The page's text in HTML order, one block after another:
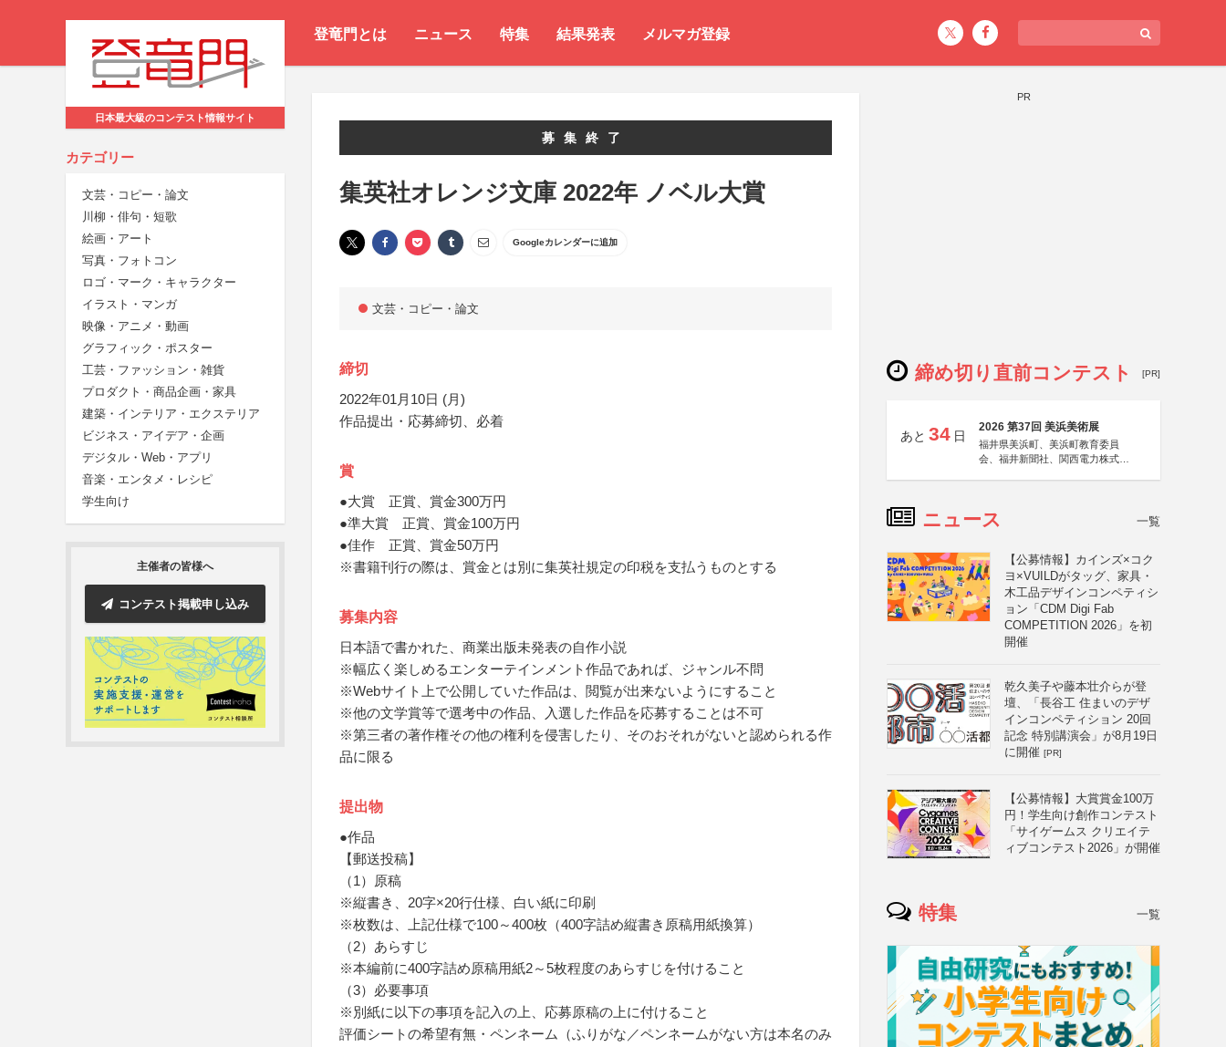
登竜門とは ニュース 特集 結果発表 メルマガ登録
日本最大級のコンテスト情報サイト
カテゴリー
文芸・コピー・論文
川柳・俳句・短歌
絵画・アート
写真・フォトコン
ロゴ・マーク・キャラクター
イラスト・マンガ
映像・アニメ・動画
グラフィック・ポスター
工芸・ファッション・雑貨
プロダクト・商品企画・家具
建築・インテリア・エクステリア
ビジネス・アイデア・企画
デジタル・Web・アプリ
音楽・エンタメ・レシピ
学生向け
主催者の皆様へ
コンテスト掲載申し込み
募集終了
集英社オレンジ文庫 2022年 ノベル大賞
Googleカレンダーに追加
文芸・コピー・論文
締切
2022年01月10日 (月)
作品提出・応募締切、必着
賞
●大賞 正賞、賞金300万円
●準大賞 正賞、賞金100万円
●佳作 正賞、賞金50万円
※書籍刊行の際は、賞金とは別に集英社規定の印税を支払うものとする
募集内容
日本語で書かれた、商業出版未発表の自作小説
※幅広く楽しめるエンターテインメント作品であれば、ジャンル不問
※Webサイト上で公開していた作品は、閲覧が出来ないようにすること
※他の文学賞等で選考中の作品、入選した作品を応募することは不可
※第三者の著作権その他の権利を侵害したり、そのおそれがないと認められる作
品に限る
提出物
●作品
【郵送投稿】
（1）原稿
※縦書き、20字×20行仕様、白い紙に印刷
※枚数は、上記仕様で100～400枚（400字詰め縦書き原稿用紙換算）
（2）あらすじ
※本編前に400字詰め原稿用紙2～5枚程度のあらすじを付けること
（3）必要事項
※別紙に以下の事項を記入の上、応募原稿の上に付けること
評価シートの希望有無・ペンネーム（ふりがな／ペンネームがない方は本名のみ
PR
締め切り直前コンテスト [PR]
あと 34 日
2026 第37回 美浜美術展
福井県美浜町、美浜町教育委員
会、福井新聞社、関西電力株式会
ニュース 一覧
【公募情報】カインズ×コク
ヨ×VUILDがタッグ、家具・
木工品デザインコンペティシ
ョン「CDM Digi Fab
COMPETITION 2026」を初
開催
乾久美子や藤本壮介らが登
壇、「長谷工 住まいのデザ
インコンペティション 20回
記念 特別講演会」が8月19日
に開催 [PR]
【公募情報】大賞賞金100万
円！学生向け創作コンテスト
「サイゲームス クリエイテ
ィブコンテスト2026」が開催
特集 一覧